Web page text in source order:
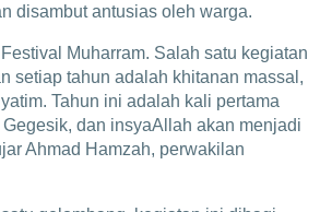
disambut antusias oleh warga.
Muharram. Salah satu kegiatan
setiap tahun adalah khitanan massal,
Tahun ini adalah kali pertama
dan insyaAllah akan menjadi
Ahmad Hamzah, perwakilan